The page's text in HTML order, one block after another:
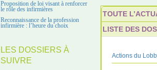
Proposition de loi visant à renforcer
le rôle des infirmières
Reconnaissance de la profession
infirmière : l’heure du choix
LES DOSSIERS À
SUIVRE
TOUTE
LISTE DES
Actions du